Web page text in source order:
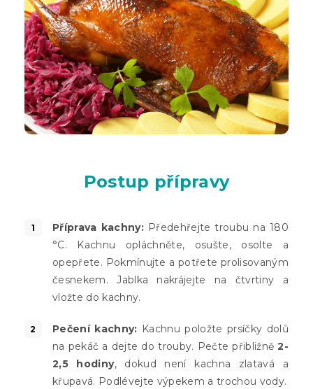
Postup přípravy
Příprava kachny:Předehřejte troubu na 180
°C. Kachnu opláchněte, osušte, osolte a
opepřete. Pokmínujte a potřete prolisovaným
česnekem. Jablka nakrájejte na čtvrtiny a
vložte do kachny.
Pečení kachny: Kachnu položte prsíčky dolů
na pekáč a dejte do trouby. Pečte přibližně2-
2,5 hodiny, dokud není kachna zlatavá a
křupavá. Podlévejte výpekem a trochou vody.